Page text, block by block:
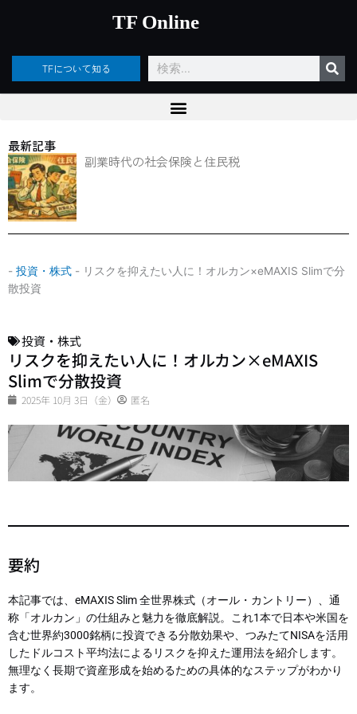
ッ
TF Online
TFについて知る
検
索
最新記事
副業時代の社会保険と住民税
- 投資・株式 - リスクを抑えたい人に！オルカン×eMAXIS Slimで分
散投資
投資・株式
リスクを抑えたい人に！オルカン×eMAXIS
Slimで分散投資
2025年 10月 3日（金） 匿名
要約
本記事では、eMAXIS Slim 全世界株式（オール・カントリー）、通
称「オルカン」の仕組みと魅力を徹底解説。これ1本で日本や米国を
含む世界約3000銘柄に投資できる分散効果や、つみたてNISAを活用
したドルコスト平均法によるリスクを抑えた運用法を紹介します。
無理なく長期で資産形成を始めるための具体的なステップがわかり
ます。